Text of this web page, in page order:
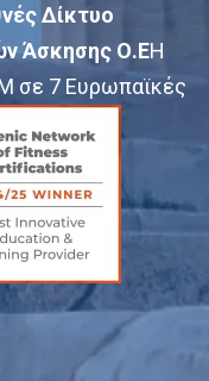
Δίκτυο
Άσκησης Ο.ΕΗ
σε 7 Ευρωπαϊκές